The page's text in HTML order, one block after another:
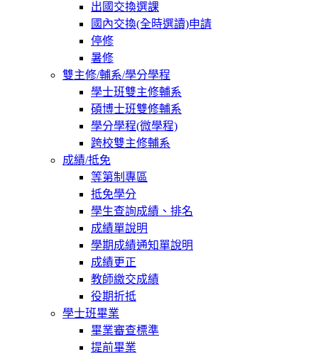
出國交換選課
國內交換(全時選讀)申請
停修
暑修
雙主修/輔系/學分學程
學士班雙主修輔系
碩博士班雙修輔系
學分學程(微學程)
跨校雙主修輔系
成績/抵免
等第制專區
抵免學分
學生查詢成績、排名
成績單說明
學期成績通知單說明
成績更正
教師繳交成績
役期折抵
學士班畢業
畢業審查標準
提前畢業